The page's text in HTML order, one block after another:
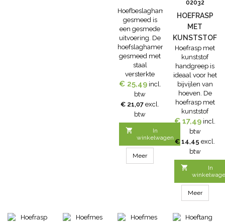
Hoefbeslaghamer
gesmeed is
een gesmede
uitvoering. De
hoefslaghamer
gesmeed met
staal
versterkte
houten steel.
ca. 33 cm.
€ 25,49 incl.
btw
€ 21,07 excl.
btw

In
winkelwagen
Meer
02032
HOEFRASP
MET
KUNSTSTOF
HANDGREEP
Hoefrasp met
kunststof
handgreep is
ideaal voor het
bijvijlen van
hoeven. De
hoefrasp met
kunststof
hangreep
heeft de
volgende
afmetingen: 5
× 48 × 4 cm
€ 17,49 incl.
btw
€ 14,45 excl.
btw

In
Meer